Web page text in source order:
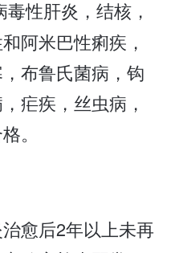
性肝炎，结核，
阿米巴性痢疾，
布鲁氏菌病，钩
疟疾，丝虫病，
。
治愈后2年以上未再